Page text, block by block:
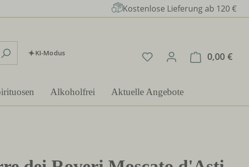
Kostenlose Lieferung ab 120 €
KI-Modus Du hast 0 Produkte auf
0,00 €
Alkoholfrei Aktuelle Angebote